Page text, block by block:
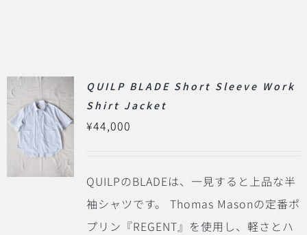
QUILP BLADE Short Sleeve Work
Shirt Jacket
¥44,000
QUILPのBLADEは、一見すると上品な半
袖シャツです。 Thomas Masonの定番ポ
プリン『REGENT』を使用し、軽さとハ